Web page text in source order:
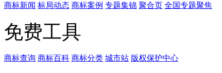
商标新闻 标局动态 商标案例 专题集锦 聚合页 全国专题聚焦
免费工具
商标查询 商标百科 商标分类 城市站 版权保护中心